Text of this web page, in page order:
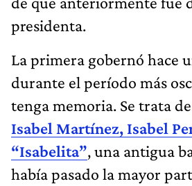
presidenta.
La primera gobernó hace
durante el período más
tenga memoria. Se trata de
Isabel Martínez, Isabel
“Isabelita”, una antigua
había pasado la mayor